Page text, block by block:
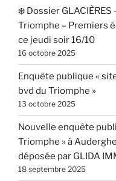
❄️ Dossier GLACIÈRES
Triomphe – Premiers
ce jeudi soir 16/10
16 octobre 2025
Enquête publique «
bvd du Triomphe »
13 octobre 2025
Nouvelle enquête
Triomphe » à
déposée par GLIDA
18 septembre 2025